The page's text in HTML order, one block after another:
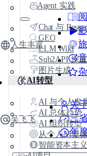
人生丰富
吴飞飞
关
三
年
Agent 实践
Chat 与
GEO
LLM Wiki
Sub2API 深
图片生成
AI转型
AI 与个人发
AI 总体趋势
AI 组织转型
从个人AI提
智能资本主义